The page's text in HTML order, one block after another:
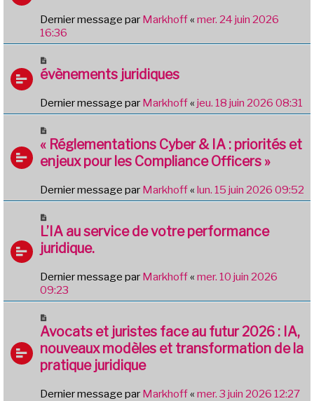
Dernier message par Markhoff« mer. 24 juin 2026
16:36
évènements juridiques
Dernier message par Markhoff« jeu. 18 juin 2026 08:31
« Réglementations Cyber & IA : priorités et
enjeux pour les Compliance Officers »
Dernier message par Markhoff« lun. 15 juin 2026 09:52
L’IA au service de votre performance
juridique.
Dernier message par Markhoff« mer. 10 juin 2026
09:23
Avocats et juristes face au futur 2026 : IA,
nouveaux modèles et transformation de la
pratique juridique
Dernier message par Markhoff« mer. 3 juin 2026 12:27